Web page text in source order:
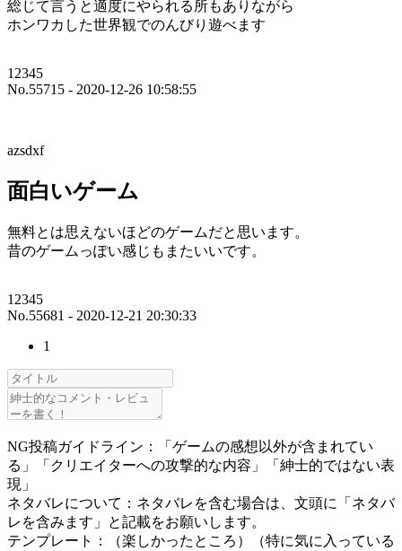
総じて言うと適度にやられる所もありながら
ホンワカした世界観でのんびり遊べます
12345
No.55715 - 2020-12-26 10:58:55
azsdxf
面白いゲーム
無料とは思えないほどのゲームだと思います。
昔のゲームっぽい感じもまたいいです。
12345
No.55681 - 2020-12-21 20:30:33
1
NG投稿ガイドライン：「ゲームの感想以外が含まれてい
る」「クリエイターへの攻撃的な内容」「紳士的ではない表
現」
ネタバレについて：ネタバレを含む場合は、文頭に「ネタバ
レを含みます」と記載をお願いします。
テンプレート：（楽しかったところ）（特に気に入っている